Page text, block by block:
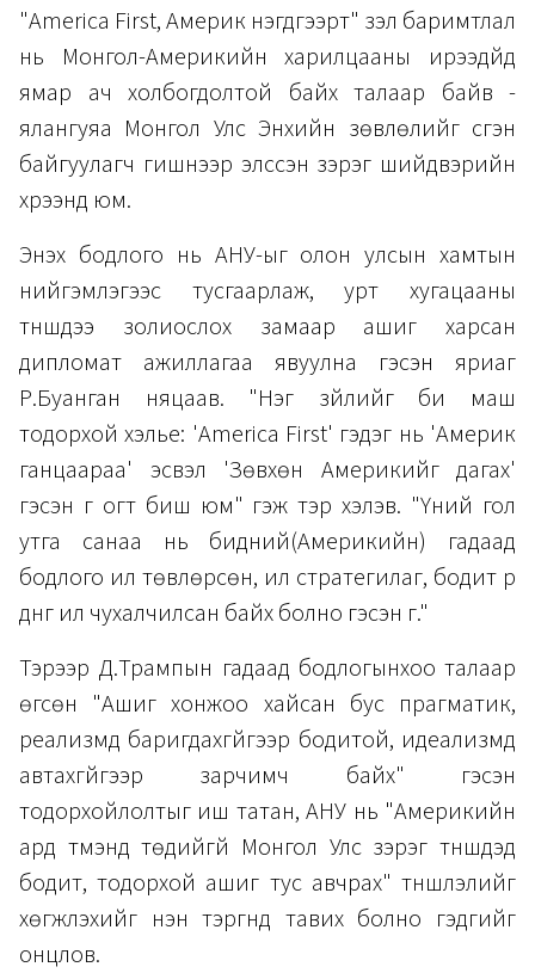
"America First, Америк нэгдүгээрт" үзэл баримтлал
нь Монгол-Америкийн харилцааны ирээдүйд
ямар ач холбогдолтой байх талаар байв -
ялангуяа Монгол Улс Энхийн зөвлөлийг үүсгэн
байгуулагч гишүүнээр элссэн зэрэг шийдвэрийн
хүрээнд юм.
Энэхүү бодлого нь АНУ-ыг олон улсын хамтын
нийгэмлэгээс тусгаарлаж, урт хугацааны
түншүүдээ золиослох замаар ашиг харсан
дипломат ажиллагаа явуулна гэсэн яриаг
Р.Буанган няцаав. "Нэг зүйлийг би маш
тодорхой хэлье: 'America First' гэдэг нь 'Америк
ганцаараа' эсвэл 'Зөвхөн Америкийг дагах'
гэсэн үг огт биш юм" гэж тэр хэлэв. "Үүний гол
утга санаа нь бидний(Америкийн) гадаад
бодлого илүү төвлөрсөн, илүү стратегилаг, бодит үр
дүнг илүү чухалчилсан байх болно гэсэн үг."
Тэрээр Д.Трампын гадаад бодлогынхоо талаар
өгсөн "Ашиг хонжоо хайсан бус прагматик,
реализмд баригдахгүйгээр бодитой, идеализмд
автахгүйгээр зарчимч байх" гэсэн
тодорхойлолтыг иш татан, АНУ нь "Америкийн
ард түмэнд төдийгүй Монгол Улс зэрэг түншүүдэд
бодит, тодорхой ашиг тус авчрах" түншлэлийг
хөгжүүлэхийг нэн тэргүүнд тавих болно гэдгийг
онцлов.